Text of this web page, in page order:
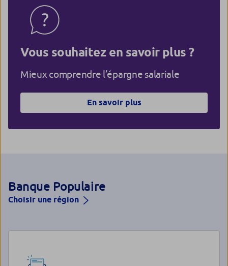
Vous souhaitez en savoir plus ?
Mieux comprendre l’épargne salariale
En savoir plus
Banque Populaire
Choisir une région